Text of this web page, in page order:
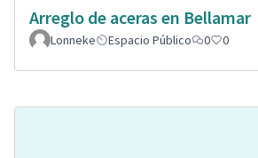
Arreglo de aceras en Bellamar
Lonneke
Espacio Público 0 0